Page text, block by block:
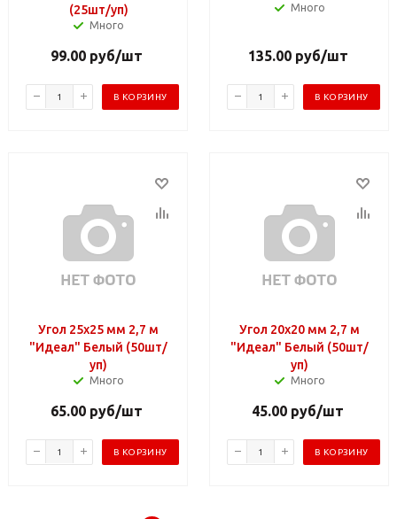
(25шт/уп)
Много
99.00 руб/шт
В КОРЗИНУ
Много
135.00руб/шт
В КОРЗИНУ
Угол 25х25 мм 2,7 м
"Идеал" Белый (50шт/
уп)
Много
65.00 руб/шт
В КОРЗИНУ
Угол 20х20 мм 2,7 м
"Идеал" Белый (50шт/
уп)
Много
45.00 руб/шт
В КОРЗИНУ